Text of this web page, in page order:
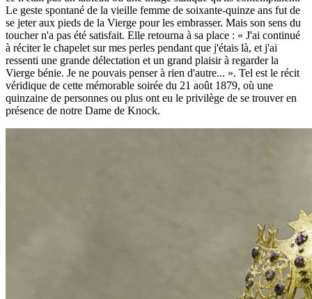
Le geste spontané de la vieille femme de soixante-quinze ans fut de
se jeter aux pieds de la Vierge pour les embrasser. Mais son sens du
toucher n'a pas été satisfait. Elle retourna à sa place : « J'ai continué
à réciter le chapelet sur mes perles pendant que j'étais là, et j'ai
ressenti une grande délectation et un grand plaisir à regarder la
Vierge bénie. Je ne pouvais penser à rien d'autre... ». Tel est le récit
véridique de cette mémorable soirée du 21 août 1879, où une
quinzaine de personnes ou plus ont eu le privilège de se trouver en
présence de notre Dame de Knock.